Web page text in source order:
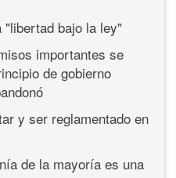
"libertad bajo la ley"
importantes se
de gobierno
y ser reglamentado en
de la mayoría es una